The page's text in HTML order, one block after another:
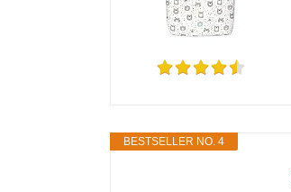
BESTSELLER NO. 4